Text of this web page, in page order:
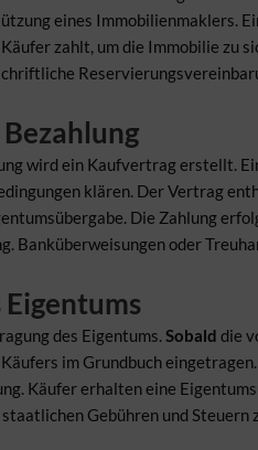
eines Immobilienmaklers.
zahlt, um die Immobilie zu
wird ein Kaufvertrag erstellt.
klären. Der Vertrag
Die Zahlung
Banküberweisungen oder
des Eigentums. Sobald die
im Grundbuch
Käufer erhalten eine
Gebühren und Steuern